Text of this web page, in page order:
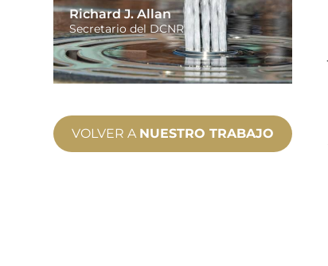
Richard J. Allan
Secretario del DCNR
VOLVER A NUESTRO TRABAJO